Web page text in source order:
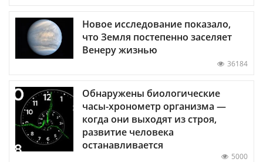
Новое исследование показало,
что Земля постепенно заселяет
Венеру жизнью
36184
Обнаружены биологические
часы-хронометр организма —
когда они выходят из строя,
развитие человека
останавливается
5000